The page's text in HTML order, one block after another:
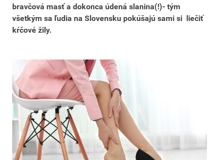
bravčová masť a dokonca údená slanina(!)- tým
všetkým sa ľudia na Slovensku pokúšajú sami si liečiť
kŕčové žily.